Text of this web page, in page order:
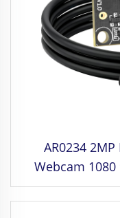
AR0234
Webcam 1080